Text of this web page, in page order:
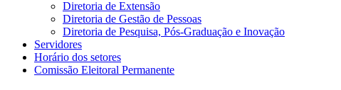
Diretoria de Extensão
Diretoria de Gestão de Pessoas
Diretoria de Pesquisa, Pós-Graduação e Inovação
Servidores
Horário dos setores
Comissão Eleitoral Permanente